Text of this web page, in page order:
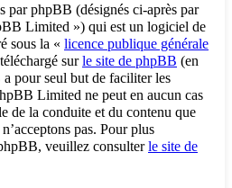
par phpBB (désignés ci-après par
Limited ») qui est un logiciel de
sous la « licence publique générale
surle site de phpBB (en
pour seul but de faciliter les
Limited ne peut en aucun cas
de la conduite et du contenu que
pas. Pour plus
veuillez consulterle site de